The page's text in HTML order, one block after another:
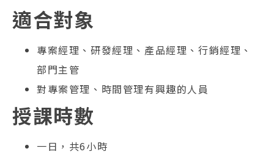
適合對象
專案經理、研發經理、產品經理、行銷經理、
部門主管
對專案管理、時間管理有興趣的人員
授課時數
一日，共6小時